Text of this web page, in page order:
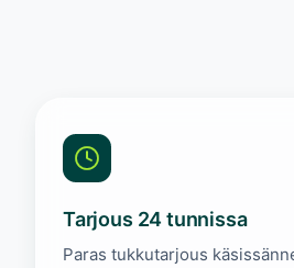
Tarjous 24 tunnissa
Paras tukkutarjous